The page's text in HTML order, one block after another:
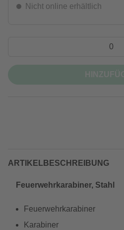
Nicht online erhältlich
ARTIKELBESCHREIBUNG
Feuerwehrkarabiner, Stahl
Feuerwehrkarabiner
Karabiner